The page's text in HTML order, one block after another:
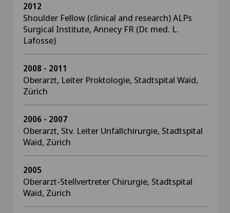
2012
Shoulder Fellow (clinical and research) ALPs
Surgical Institute, Annecy FR (Dr. med. L.
Lafosse)
2008 - 2011
Oberarzt, Leiter Proktologie, Stadtspital Waid,
Zürich
2006 - 2007
Oberarzt, Stv. Leiter Unfallchirurgie, Stadtspital
Waid, Zürich
2005
Oberarzt-Stellvertreter Chirurgie, Stadtspital
Waid, Zürich